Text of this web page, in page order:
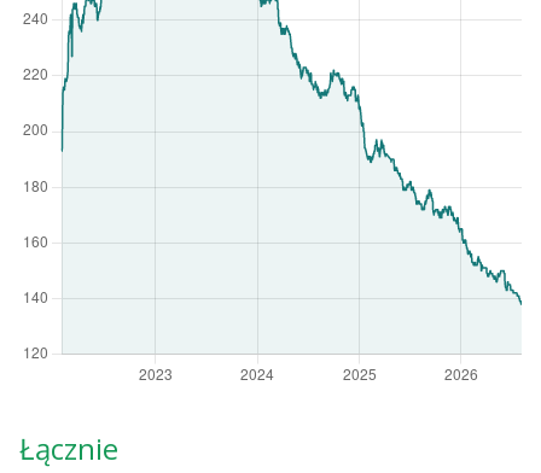
Łącznie